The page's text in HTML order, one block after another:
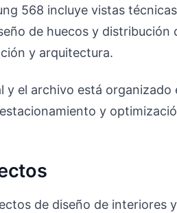
568 incluye vistas
de huecos y distribución
y arquitectura.
y el archivo está
y
de diseño de interiores